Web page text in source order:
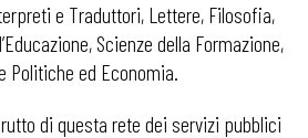
e Traduttori, Lettere, Filosofia,
Scienze della Formazione,
Politiche ed Economia.
di questa rete dei servizi pubblici